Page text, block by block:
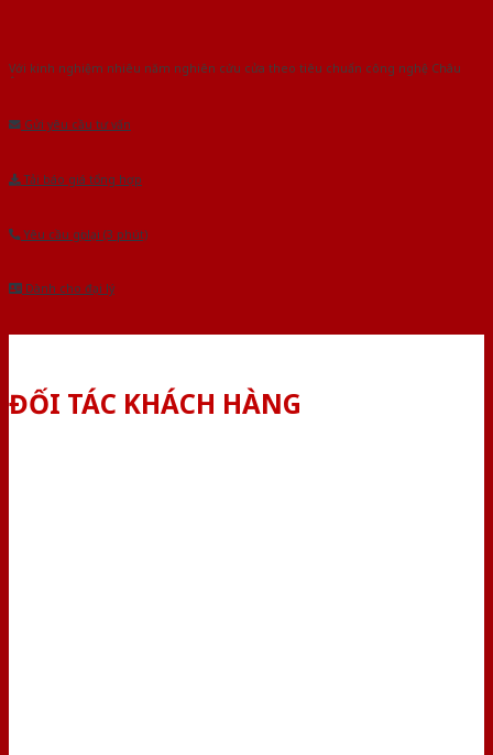
Với kinh nghiệm nhiêu năm nghiên cứu cửa theo tiêu chuẩn công nghệ Châu
Gửi yêu cầu tư vấn
Tải báo giá tổng hợp
Yêu cầu gọi lại (3 phút)
Dành cho đại lý
ĐỐI TÁC KHÁCH HÀNG